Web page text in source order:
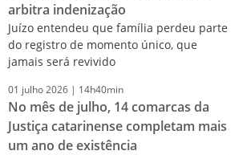
arbitra indenização
Juízo entendeu que família perdeu parte
do registro de momento único, que
jamais será revivido
01 julho2026 | 14h40min
No mês de julho, 14 comarcas da
Justiça catarinense completam mais
um ano de existência